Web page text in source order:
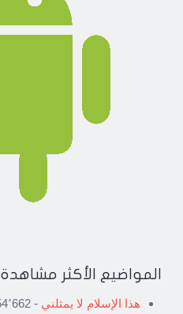
المواضيع الأكثر مشاهدة
هذا الإسلام لا يمثلني - 54٬662 views